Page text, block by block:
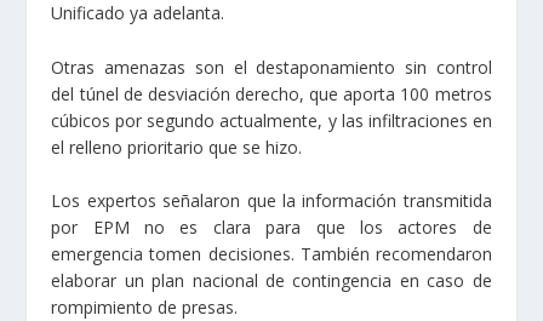
Unificado ya adelanta.
Otras amenazas son el destaponamiento sin control
del túnel de desviación derecho, que aporta 100 metros
cúbicos por segundo actualmente, y las infiltraciones en
el relleno prioritario que se hizo.
Los expertos señalaron que la información transmitida
por EPM no es clara para que los actores de
emergencia tomen decisiones. También recomendaron
elaborar un plan nacional de contingencia en caso de
rompimiento de presas.